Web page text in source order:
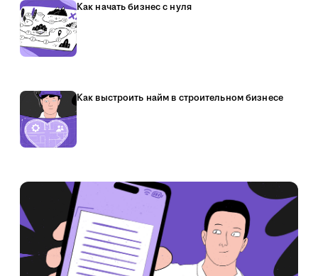
Как начать бизнес с нуля
Как выстроить найм в строительном бизнесе